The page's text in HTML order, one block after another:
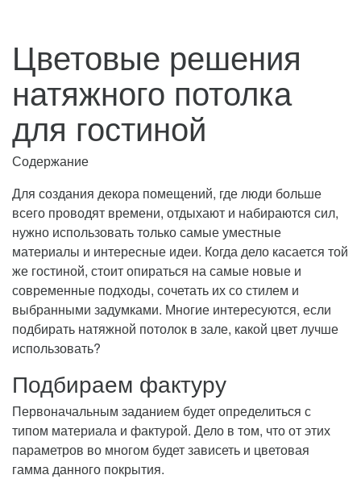
Цветовые решения
натяжного потолка
для гостиной
Содержание
Для создания декора помещений, где люди больше
всего проводят времени, отдыхают и набираются сил,
нужно использовать только самые уместные
материалы и интересные идеи. Когда дело касается той
же гостиной, стоит опираться на самые новые и
современные подходы, сочетать их со стилем и
выбранными задумками. Многие интересуются, если
подбирать натяжной потолок в зале, какой цвет лучше
использовать?
Подбираем фактуру
Первоначальным заданием будет определиться с
типом материала и фактурой. Дело в том, что от этих
параметров во многом будет зависеть и цветовая
гамма данного покрытия.